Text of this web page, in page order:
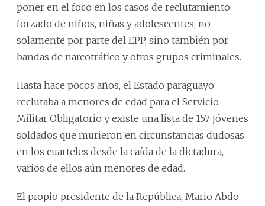
poner en el foco en los casos de reclutamiento
forzado de niños, niñas y adolescentes, no
solamente por parte del EPP, sino también por
bandas de narcotráfico y otros grupos criminales.
Hasta hace pocos años, el Estado paraguayo
reclutaba a menores de edad para el Servicio
Militar Obligatorio y existe una lista de 157 jóvenes
soldados que murieron en circunstancias dudosas
en los cuarteles desde la caída de la dictadura,
varios de ellos aún menores de edad.
El propio presidente de la República, Mario Abdo